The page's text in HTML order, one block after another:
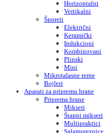
Horizontalni
Vertikalni
Šporeti
Električni
Keramički
Indukcioni
Kombinovani
Plinski
Mini
Mikrotalasne rerne
Bojleri
Aparati za pripremu hrane
Priprema hrane
Mikseri
Štapni mikseri
Multipraktici
Salamoreznice